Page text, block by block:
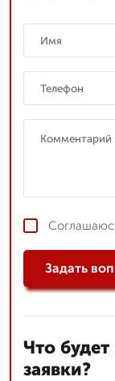
Задать
Что
заявки?